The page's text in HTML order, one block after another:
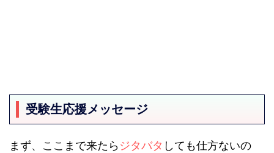
受験生応援メッセージ
まず、ここまで来たらジタバタ しても仕方ないの